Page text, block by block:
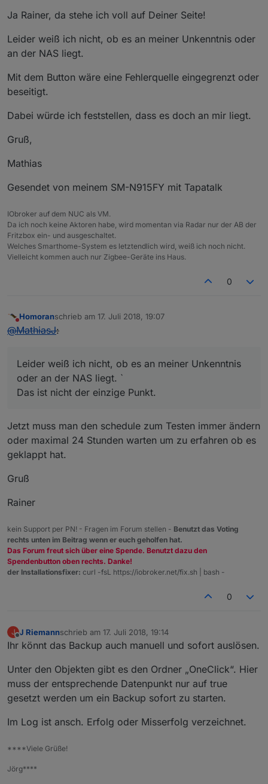
Ja Rainer, da stehe ich voll auf Deiner Seite!
Leider weiß ich nicht, ob es an meiner Unkenntnis oder
an der NAS liegt.
Mit dem Button wäre eine Fehlerquelle eingegrenzt oder
beseitigt.
Dabei würde ich feststellen, dass es doch an mir liegt.
Gruß,
Mathias
Gesendet von meinem SM-N915FY mit Tapatalk
IObroker auf dem NUC als VM.
Da ich noch keine Aktoren habe, wird momentan via Radar nur der AB der
Fritzbox ein- und ausgeschaltet.
Welches Smarthome-System es letztendlich wird, weiß ich noch nicht.
Vielleicht kommen auch nur Zigbee-Geräte ins Haus.
0
Nicht stören
Homoranschrieb am 17. Juli 2018, 19:07
zuletzt editiert von
@MathiasJ:
Leider weiß ich nicht, ob es an meiner Unkenntnis
oder an der NAS liegt. `
Das ist nicht der einzige Punkt.
Jetzt muss man den schedule zum Testen immer ändern
oder maximal 24 Stunden warten um zu erfahren ob es
geklappt hat.
Gruß
Rainer
kein Support per PN! - Fragen im Forum stellen - Benutzt das Voting
rechts unten im Beitrag wenn er euch geholfen hat.
Das Forum freut sich über eine Spende. Benutzt dazu den
Spendenbutton oben rechts. Danke!
der Installationsfixer: curl -fsL https://iobroker.net/fix.sh | bash -
0
J
Offline
J Riemannschrieb am 17. Juli 2018, 19:14
zuletzt editiert von
Ihr könnt das Backup auch manuell und sofort auslösen.
Unter den Objekten gibt es den Ordner „OneClick“. Hier
muss der entsprechende Datenpunkt nur auf true
gesetzt werden um ein Backup sofort zu starten.
Im Log ist ansch. Erfolg oder Misserfolg verzeichnet.
****Viele Grüße!
Jörg****